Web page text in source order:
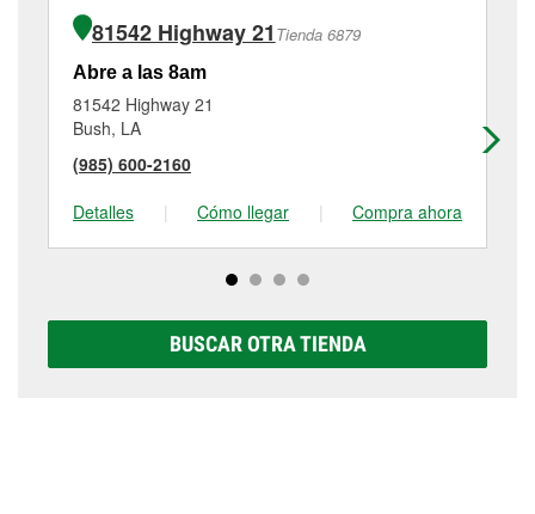
81542 Highway 21 Tienda 6879
Abre a las 8am
81542 Highway 21
Bush, LA
(985) 600-2160
Detalles
| Cómo llegar | Compra ahora
BUSCAR OTRA TIENDA